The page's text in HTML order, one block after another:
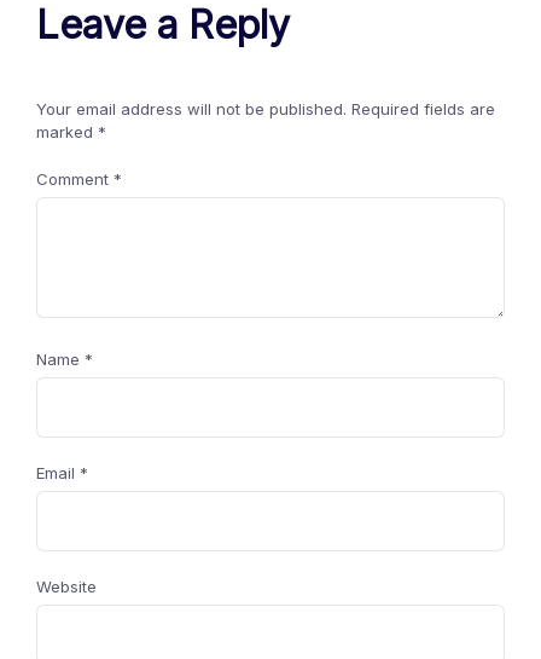
Leave a Reply
Your email address will not be published. Required fields are
marked *
Comment *
Name *
Email *
Website